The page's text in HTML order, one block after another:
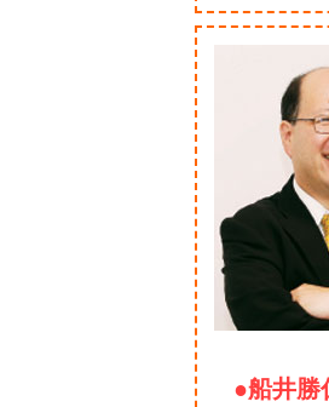
●船井